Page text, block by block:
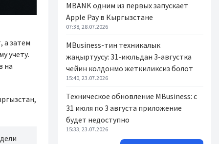
а затем
учету.
на
MBANK одним из первых запускает
Apple Pay в Кыргызстане
07:38, 28.07.2026
MBusiness-тин техникалык
жаңыртуусу: 31-июльдан 3-августка
чейин колдонмо жеткиликсиз болот
15:40, 23.07.2026
Техническое обновление MBusiness: с
31 июля по 3 августа приложение
будет недоступно
15:33, 23.07.2026